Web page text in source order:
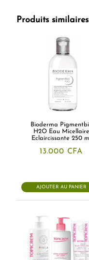
Produits similaires
Bioderma
H2O Eau Micellaire
Eclaircissante 250 ml
13.000 CFA
AJOUTER AU PANIER